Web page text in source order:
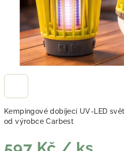
Kempingové dobíjecí UV-LED
od výrobce Carbest